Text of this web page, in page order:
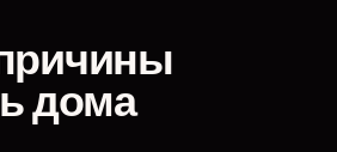
дома